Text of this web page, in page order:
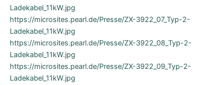
Ladekabel_11kW.jpg
https://microsites.pearl.de/Presse/ZX-3922_07_Typ-2-
Ladekabel_11kW.jpg
https://microsites.pearl.de/Presse/ZX-3922_08_Typ-2-
Ladekabel_11kW.jpg
https://microsites.pearl.de/Presse/ZX-3922_09_Typ-2-
Ladekabel_11kW.jpg